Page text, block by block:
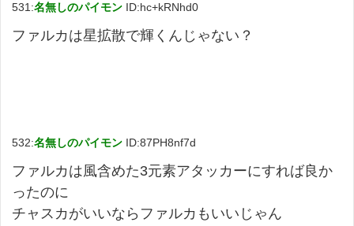
531:名無しのパイモン ID:hc+kRNhd0
ファルカは星拡散で輝くんじゃない？
532:名無しのパイモン ID:87PH8nf7d
ファルカは風含めた3元素アタッカーにすれば良か
ったのに
チャスカがいいならファルカもいいじゃん